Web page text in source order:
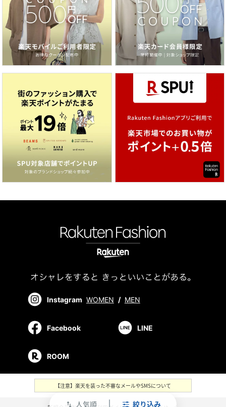
swap_vert 人気順 絞り込み
Instagram WOMEN / MEN
Facebook LINE
ROOM
【注意】楽天を装った不審なメールやSMSについて